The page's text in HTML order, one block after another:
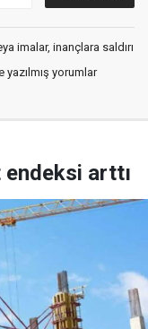
imalar, inançlara saldırı
yorumlar
arttı